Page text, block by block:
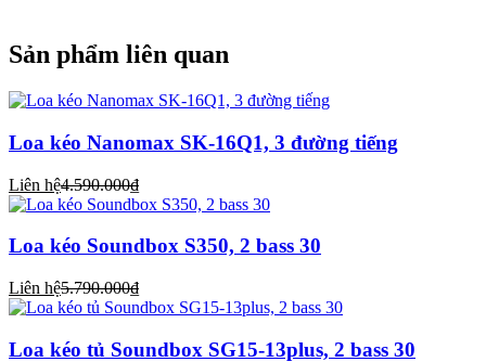
Sản phẩm liên quan
Loa kéo Nanomax SK-16Q1, 3 đường tiếng
Liên hệ4.590.000₫
Loa kéo Soundbox S350, 2 bass 30
Liên hệ5.790.000₫
Loa kéo tủ Soundbox SG15-13plus, 2 bass 30